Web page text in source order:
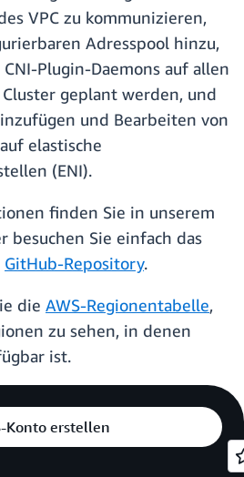
VPC zu kommunizieren,
Adresspool hinzu,
Plugin-Daemons auf allen
geplant werden, und
und Bearbeiten von
elastische
(ENI).
finden Sie in unserem
besuchen Sie einfach das
GitHub-Repository.
die AWS-Regionentabelle,
zu sehen, in denen
ist.
Konto erstellen